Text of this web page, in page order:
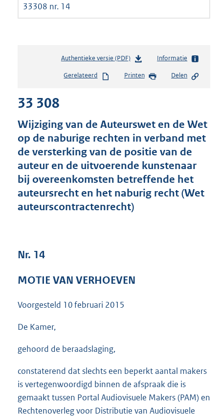
33308 nr. 14
Authentieke versie (PDF)b
s
s
g
r
o
o
t
t
e
:
Informatie
Gerelateerd Printen Delen
33 308
Wijziging van de Auteurswet en de Wet
op de naburige rechten in verband met
de versterking van de positie van de
auteur en de uitvoerende kunstenaar
bij overeenkomsten betreffende het
auteursrecht en het naburig recht (Wet
auteurscontractenrecht)
Nr. 14
MOTIE VAN VERHOEVEN
Voorgesteld 10 februari 2015
De Kamer,
gehoord de beraadslaging,
constaterend dat slechts een beperkt aantal makers
is vertegenwoordigd binnen de afspraak die is
gemaakt tussen Portal Audiovisuele Makers (PAM) en
Rechtenoverleg voor Distributie van Audiovisuele